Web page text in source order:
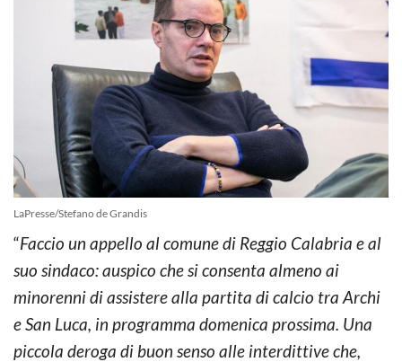
LaPresse/Stefano de Grandis
“Faccio un appello al comune di Reggio Calabria e al
suo sindaco: auspico che si consenta almeno ai
minorenni di assistere alla partita di calcio tra Archi
e San Luca, in programma domenica prossima. Una
piccola deroga di buon senso alle interdittive che,